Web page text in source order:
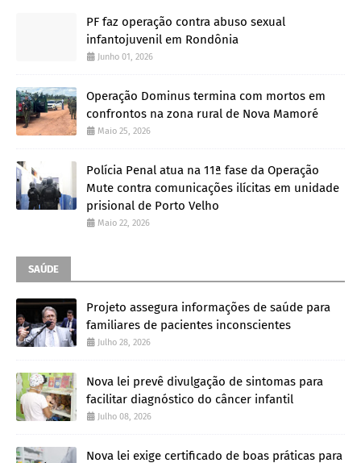
PF faz operação contra abuso sexual
infantojuvenil em Rondônia
Junho 01, 2026
Operação Dominus termina com mortos em
confrontos na zona rural de Nova Mamoré
Maio 25, 2026
Polícia Penal atua na 11ª fase da Operação
Mute contra comunicações ilícitas em unidade
prisional de Porto Velho
Maio 22, 2026
SAÚDE
Projeto assegura informações de saúde para
familiares de pacientes inconscientes
Julho 28, 2026
Nova lei prevê divulgação de sintomas para
facilitar diagnóstico do câncer infantil
Julho 08, 2026
Nova lei exige certificado de boas práticas para